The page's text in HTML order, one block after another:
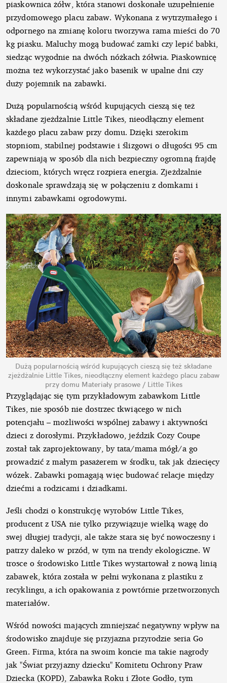
piaskownica żółw, która stanowi doskonałe uzupełnienie
przydomowego placu zabaw. Wykonana z wytrzymałego i
odpornego na zmianę koloru tworzywa rama mieści do 70
kg piasku. Maluchy mogą budować zamki czy lepić babki,
siedząc wygodnie na dwóch nóżkach żółwia. Piaskownicę
można też wykorzystać jako basenik w upalne dni czy
duży pojemnik na zabawki.
Dużą popularnością wśród kupujących cieszą się też
składane zjeżdżalnie Little Tikes, nieodłączny element
każdego placu zabaw przy domu. Dzięki szerokim
stopniom, stabilnej podstawie i ślizgowi o długości 95 cm
zapewniają w sposób dla nich bezpieczny ogromną frajdę
dzieciom, których wręcz rozpiera energia. Zjeżdżalnie
doskonale sprawdzają się w połączeniu z domkami i
innymi zabawkami ogrodowymi.
Dużą popularnością wśród kupujących cieszą się też składane
zjeżdżalnie Little Tikes, nieodłączny element każdego placu zabaw
przy domu Materiały prasowe / Little Tikes
Przyglądając się tym przykładowym zabawkom Little
Tikes, nie sposób nie dostrzec tkwiącego w nich
potencjału – możliwości wspólnej zabawy i aktywności
dzieci z dorosłymi. Przykładowo, jeździk Cozy Coupe
został tak zaprojektowany, by tata/mama mógł/a go
prowadzić z małym pasażerem w środku, tak jak dziecięcy
wózek. Zabawki pomagają więc budować relacje między
dziećmi a rodzicami i dziadkami.
Jeśli chodzi o konstrukcję wyrobów Little Tikes,
producent z USA nie tylko przywiązuje wielką wagę do
swej długiej tradycji, ale także stara się być nowoczesny i
patrzy daleko w przód, w tym na trendy ekologiczne. W
trosce o środowisko Little Tikes wystartował z nową linią
zabawek, która została w pełni wykonana z plastiku z
recyklingu, a ich opakowania z powtórnie przetworzonych
materiałów.
Wśród nowości mających zmniejszać negatywny wpływ na
środowisko znajduje się przyjazna przyrodzie seria Go
Green. Firma, która na swoim koncie ma takie nagrody
jak "Świat przyjazny dziecku" Komitetu Ochrony Praw
Dziecka (KOPD), Zabawka Roku i Złote Godło, tym